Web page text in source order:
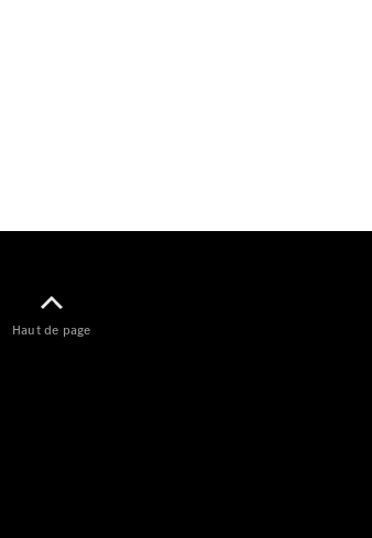
Haut de page